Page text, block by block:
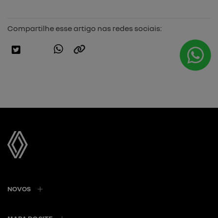
Compartilhe esse artigo nas redes sociais:
NOVOS